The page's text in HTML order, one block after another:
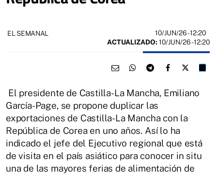
EL SEMANAL 10/JUN/26- 12:20
ACTUALIZADO: 10/JUN/26 - 12:20
El presidente de Castilla-La Mancha, Emiliano
García-Page, se propone duplicar las
exportaciones de Castilla-La Mancha con la
República de Corea en uno años. Así lo ha
indicado el jefe del Ejecutivo regional que está
de visita en el país asiático para conocer in situ
una de las mayores ferias de alimentación de